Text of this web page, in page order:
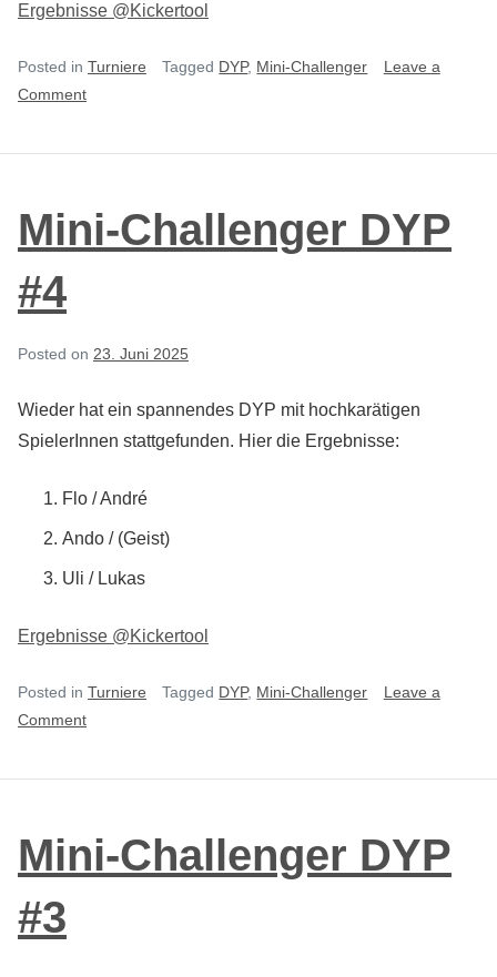
Ergebnisse @Kickertool
Posted in Turniere Tagged DYP, Mini-Challenger
Leave a
Commenton
Mini-Challenger DYP
#4
Posted on 23. Juni 2025
Wieder hat ein spannendes DYP mit hochkarätigen
SpielerInnen stattgefunden. Hier die Ergebnisse:
Flo / André
Ando / (Geist)
Uli / Lukas
Ergebnisse @Kickertool
Posted in Turniere Tagged DYP, Mini-Challenger
Leave a
Commenton
Mini-Challenger DYP
#3